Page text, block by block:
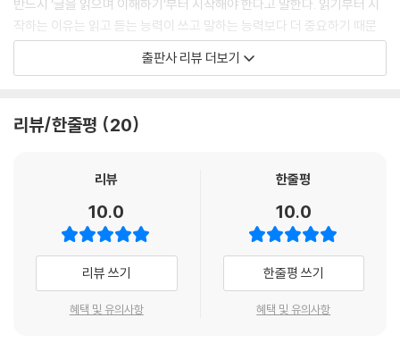
반드시 ‘글을 읽으며 이해하기’부터 시작해야 한다고 말한다. 읽기부터 시
작하는 이유는 읽고 듣는 능력이 쓰고 말하는 능력보다 더 중요하기 때문
이다. 읽고 듣기 능력이 향상되면 쓰고 말하기는 자연스럽게 따라오게 되
다. 글을 읽으면서 영어를 배워야 하는데, 글을 읽기 전 준비과정이 너무 길
면 될 지식까지 모두 이해해야 다음 단계로 넘어가니, 글을 읽기도 전에 지
그」에는 영어학습자이자 가르치는 사람으로서 이에 대한 저자의 고민이
고스란히 녹아 있다.
“영어공부는 어디서부터 어떻게 시작해야 하지? 『성문 종합영어』처럼 명
사부터 가르치나? 『성문 기본영어』처럼 to부정사부터? 대학에서, 학원에
출판사 리뷰 더보기
리뷰/한줄평 20
리뷰
10.0
리뷰 쓰기
혜택 및 유의사항
한줄평
10.0
한줄평 쓰기
혜택 및 유의사항